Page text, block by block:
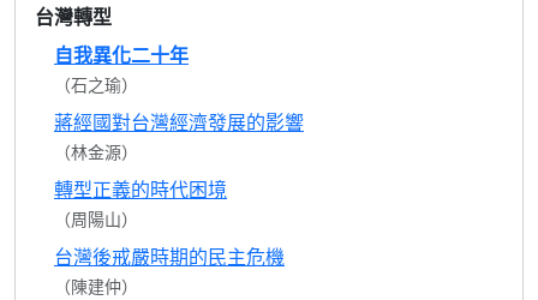
台灣轉型
自我異化二十年
（石之瑜）
蔣經國對台灣經濟發展的影響
（林金源）
轉型正義的時代困境
（周陽山）
台灣後戒嚴時期的民主危機
（陳建仲）